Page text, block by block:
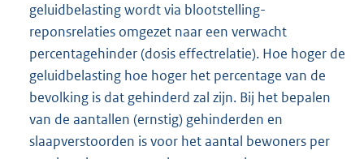
geluidbelasting wordt via blootstelling-
reponsrelaties omgezet naar een verwacht
percentagehinder (dosis effectrelatie). Hoe hoger de
geluidbelasting hoe hoger het percentage van de
bevolking is dat gehinderd zal zijn. Bij het bepalen
van de aantallen (ernstig) gehinderden en
slaapverstoorden is voor het aantal bewoners per